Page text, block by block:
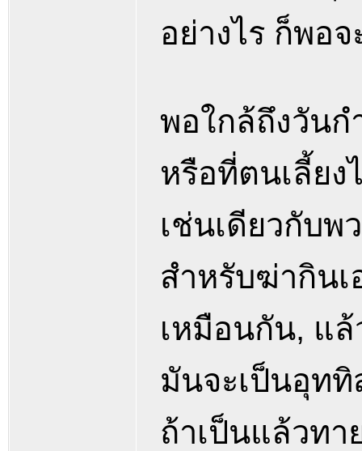
อย่างไร ก็พอ
พอใกล้ถึงวันก
หรือที่ตนเลี้ยง
เช่นเดียวกับ
สำหรับฆ่ากินเ
เหมือนกัน, แ
มันจะเป็นอุททิ
ถ้าเป็นแล้วท